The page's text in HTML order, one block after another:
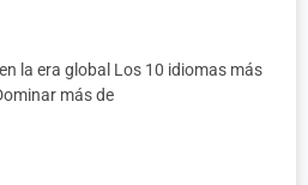
la era global Los 10 idiomas más
más de